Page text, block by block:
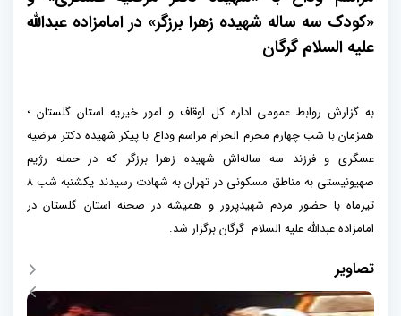
«کودک سه ساله شهیده زهرا برزگر» در امامزاده عبدالله
علیه السلام گرگان
به گزارش روابط عمومی اداره کل اوقاف و امور خیریه استان گلستان ؛
همزمان با شب چهارم محرم الحرام مراسم وداع با پیکر شهیده دکتر مرضیه
عسگری و فرزند سه ساله‌اش شهیده زهرا برزگر که در حمله رژیم
صهیونیستی به مناطق مسکونی در تهران به شهادت رسیدند یکشنبه شب ۸
تیرماه با حضور مردم شهیدپرور و همیشه در صحنه استان گلستان در
امامزاده عبدالله علیه السلام گرگان برگزار شد.
تصاویر